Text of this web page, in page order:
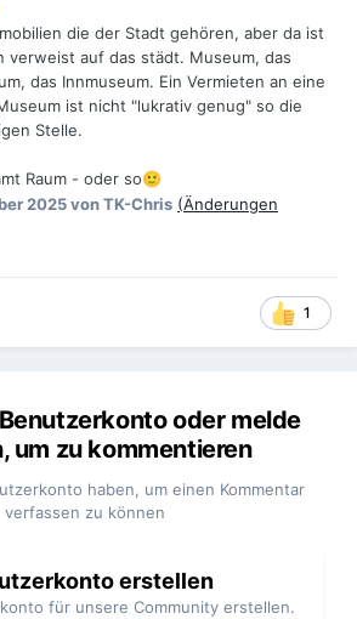
die der Stadt gehören, aber da ist
verweist auf das städt. Museum, das
das Innmuseum. Ein Vermieten an eine
ist nicht "lukrativ genug" so die
Stelle.
Raum - oder so🙂
2025von TK-Chris (Änderungen
1
oder melde
um zu kommentieren
haben, um einen Kommentar
verfassen zu können
erstellen
für unsere Community erstellen.